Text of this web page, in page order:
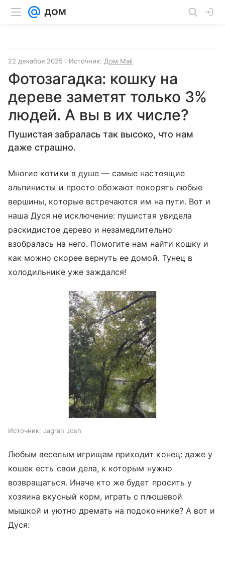
22 декабря 2025 Источник: Дом Mail
Фотозагадка: кошку на
дереве заметят только 3%
людей. А вы в их числе?
Пушистая забралась так высоко, что нам
даже страшно.
Многие котики в душе — самые настоящие
альпинисты и просто обожают покорять любые
вершины, которые встречаются им на пути. Вот и
наша Дуся не исключение: пушистая увидела
раскидистое дерево и незамедлительно
взобралась на него. Помогите нам найти кошку и
как можно скорее вернуть ее домой. Тунец в
холодильнике уже заждался!
Источник: Jagran Josh
Любым веселым игрищам приходит конец: даже у
кошек есть свои дела, к которым нужно
возвращаться. Иначе кто же будет просить у
хозяина вкусный корм, играть с плюшевой
мышкой и уютно дремать на подоконнике? А вот и
Дуся: